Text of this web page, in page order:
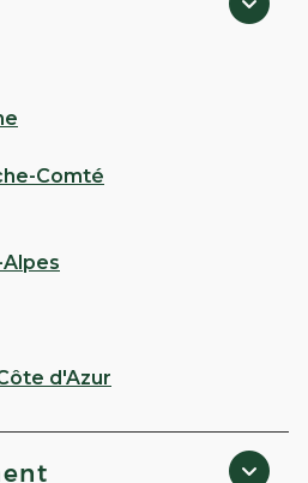
38140 La Murette
EN LIGNE
CHARTREUX -
Comté
d'Azur